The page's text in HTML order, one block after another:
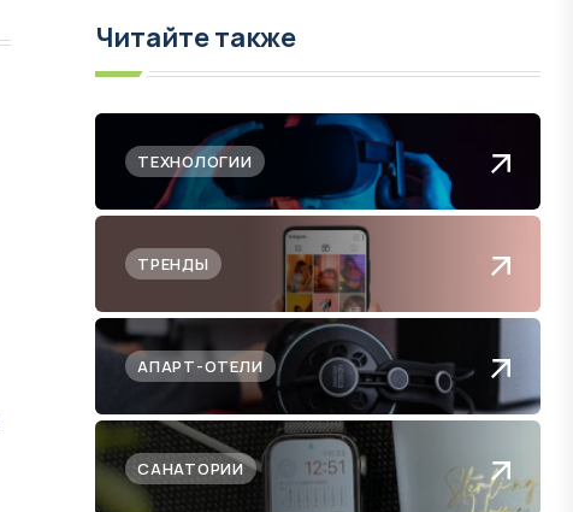
Читайте также
ТЕХНОЛОГИИ
ТРЕНДЫ
АПАРТ-ОТЕЛИ
САНАТОРИИ